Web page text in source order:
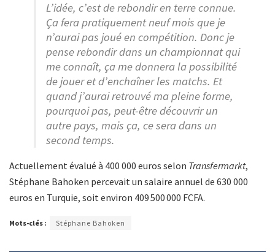
L’idée, c’est de rebondir en terre connue.
Ça fera pratiquement neuf mois que je
n’aurai pas joué en compétition. Donc je
pense rebondir dans un championnat qui
me connaît, ça me donnera la possibilité
de jouer et d’enchaîner les matchs. Et
quand j’aurai retrouvé ma pleine forme,
pourquoi pas, peut-être découvrir un
autre pays, mais ça, ce sera dans un
second temps.
Actuellement évalué à 400 000 euros selon Transfermarkt,
Stéphane Bahoken percevait un salaire annuel de 630 000
euros en Turquie, soit environ 409 500 000 FCFA.
Mots-clés : Stéphane Bahoken